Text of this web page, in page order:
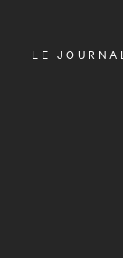
OUVRIR
LE JOURNAL